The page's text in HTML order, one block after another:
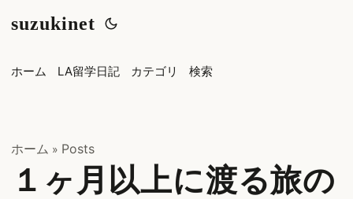
suzukinet
ホーム LA留学日記 カテゴリ 検索
ホーム » Posts
１ヶ月以上に渡る旅の